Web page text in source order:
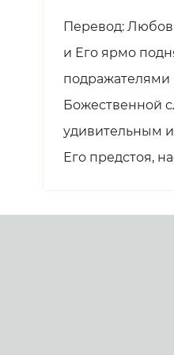
Перевод:
и Его ярмо
Божественной
удивительным
Его предстоя,